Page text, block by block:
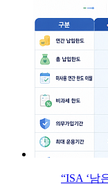
“ISA ‘남